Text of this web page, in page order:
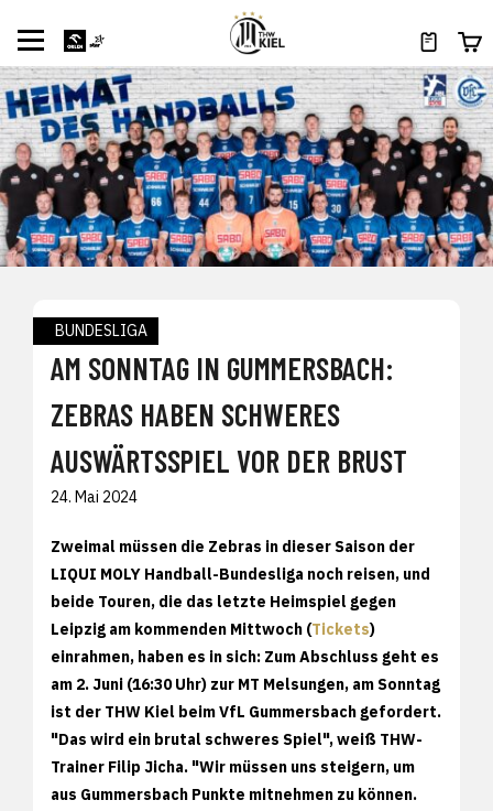
BUNDESLIGA
AM SONNTAG IN GUMMERSBACH:
ZEBRAS HABEN SCHWERES
AUSWÄRTSSPIEL VOR DER BRUST
24. Mai 2024
Zweimal müssen die Zebras in dieser Saison der
LIQUI MOLY Handball-Bundesliga noch reisen, und
beide Touren, die das letzte Heimspiel gegen
Leipzig am kommenden Mittwoch (Tickets)
einrahmen, haben es in sich: Zum Abschluss geht es
am 2. Juni (16:30 Uhr) zur MT Melsungen, am Sonntag
ist der THW Kiel beim VfL Gummersbach gefordert.
"Das wird ein brutal schweres Spiel", weiß THW-
Trainer Filip Jicha. "Wir müssen uns steigern, um
aus Gummersbach Punkte mitnehmen zu können.